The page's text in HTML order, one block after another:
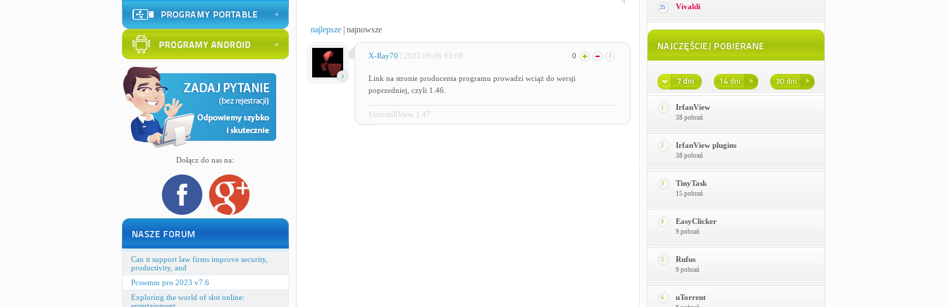
Dołącz do nas na:
Can it support law firms improve security,
productivity, and
Pcswmm pro 2023 v7.6
Exploring the world of slot online:
najlepsze| najnowsze
X-Ray70 | 2022.09.06 03:08 0
Link na stronie producenta programu prowadzi wciąż do wersji
poprzedniej, czyli 1.46.
UninstallView 1.47
25 Vivaldi
1 IrfanView
38 pobrań
2 IrfanView plugins
38 pobrań
3 TinyTask
15 pobrań
4 EasyClicker
9 pobrań
5 Rufus
9 pobrań
6 uTorrent